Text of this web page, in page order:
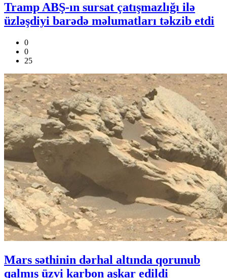
Tramp ABŞ-ın sursat çatışmazlığı ilə
üzləşdiyi barədə məlumatları təkzib etdi
0
0
25
Mars səthinin dərhal altında qorunub
qalmış üzvi karbon aşkar edildi